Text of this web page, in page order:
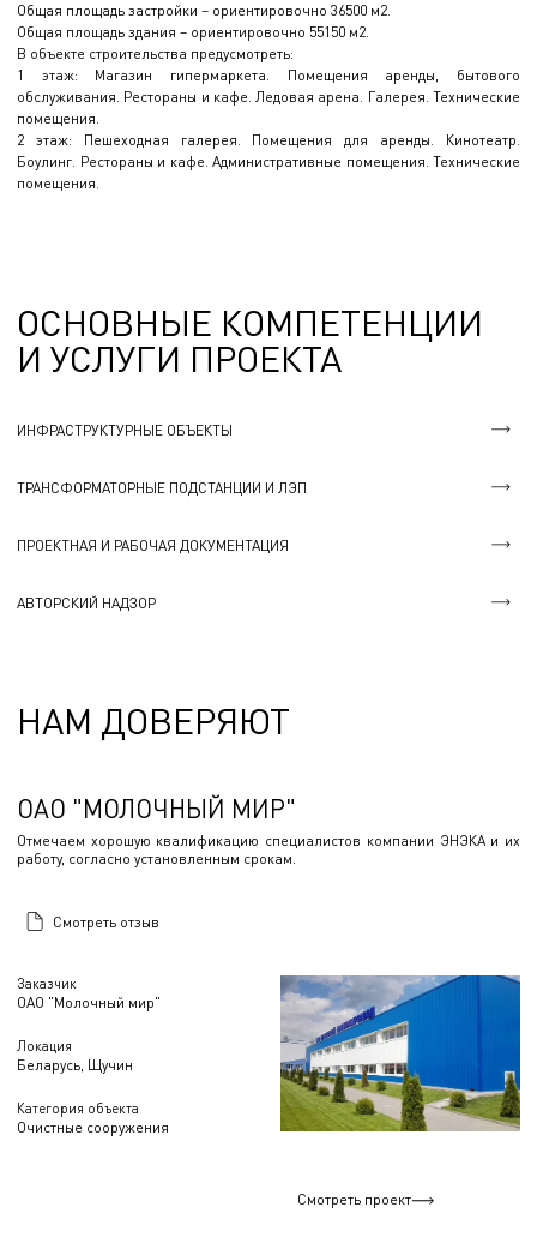
Общая площадь застройки – ориентировочно 36500 м2.
Общая площадь здания – ориентировочно 55150 м2.
В объекте строительства предусмотреть:
1 этаж: Магазин гипермаркета. Помещения аренды, бытового
обслуживания. Рестораны и кафе. Ледовая арена. Галерея. Технические
помещения.
2 этаж: Пешеходная галерея. Помещения для аренды. Кинотеатр.
Боулинг. Рестораны и кафе. Административные помещения. Технические
помещения.
ОСНОВНЫЕ КОМПЕТЕНЦИИ
И УСЛУГИ ПРОЕКТА
ИНФРАСТРУКТУРНЫЕ ОБЪЕКТЫ
ТРАНСФОРМАТОРНЫЕ ПОДСТАНЦИИ И ЛЭП
ПРОЕКТНАЯ И РАБОЧАЯ ДОКУМЕНТАЦИЯ
АВТОРСКИЙ НАДЗОР
НАМ ДОВЕРЯЮТ
Заказчик
ОАО "Молочный мир"
Локация
Беларусь, Щучин
Категория объекта
Очистные сооружения
ОАО "МОЛОЧНЫЙ МИР"
Отмечаем хорошую квалификацию специалистов компании ЭНЭКА и их
работу, согласно установленным срокам.
Смотреть отзыв
Смотреть проект